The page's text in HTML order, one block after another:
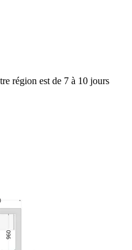
région est de 7 à 10 jours